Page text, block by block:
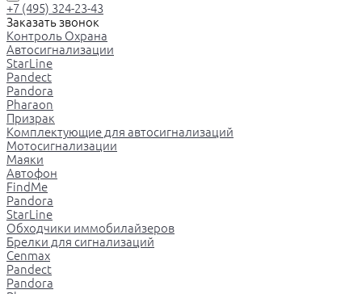
+7 (495) 324-23-43
Заказать звонок
Контроль Охрана
Автосигнализации
StarLine
Pandect
Pandora
Pharaon
Призрак
Комплектующие для автосигнализаций
Мотосигнализации
Маяки
Автофон
FindMe
Pandora
StarLine
Обходчики иммобилайзеров
Брелки для сигнализаций
Cenmax
Pandect
Pandora